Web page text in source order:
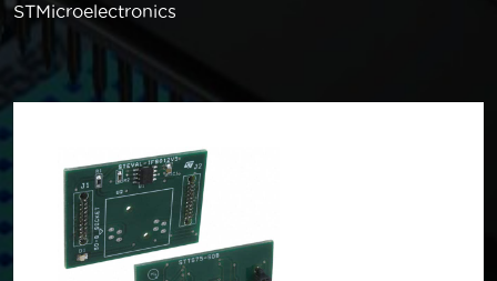
STMicroelectronics